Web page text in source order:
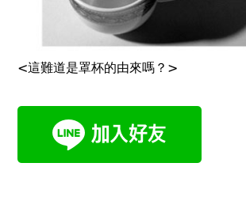
<這難道是罩杯的由來嗎？>